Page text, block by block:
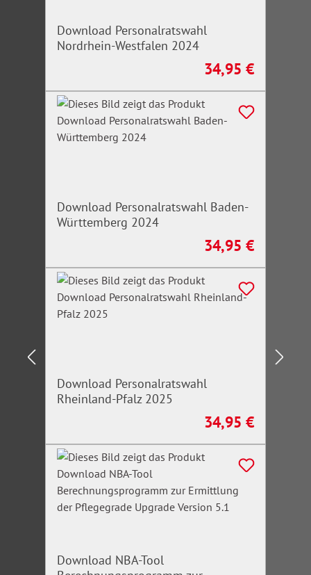
Download Personalratswahl
Nordrhein-Westfalen 2024
Regulärer Preis:
34,95 €
Download Personalratswahl Baden-
Württemberg 2024
Regulärer Preis:
34,95 €
Download Personalratswahl
Rheinland-Pfalz 2025
Regulärer Preis:
34,95 €
Download NBA-Tool